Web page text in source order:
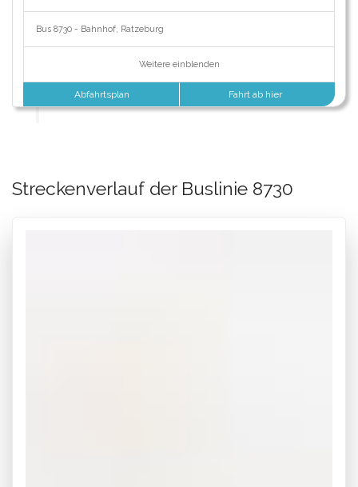
Bus 8730 - Bahnhof, Ratzeburg
Weitere einblenden
Abfahrtsplan Fahrt ab hier
Streckenverlauf der Buslinie 8730